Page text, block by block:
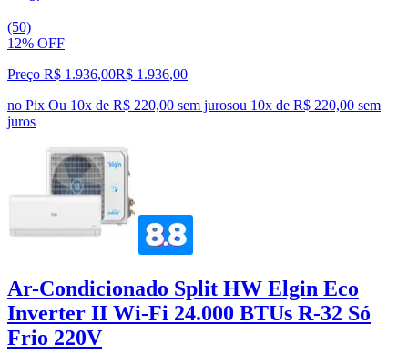
(50)
12% OFF
Preço R$ 1.936,00R$ 1.936,00
no Pix Ou 10x de R$ 220,00 sem jurosou 10x de R$ 220,00 sem
juros
Ar-Condicionado Split HW Elgin Eco
Inverter II Wi-Fi 24.000 BTUs R-32 Só
Frio 220V